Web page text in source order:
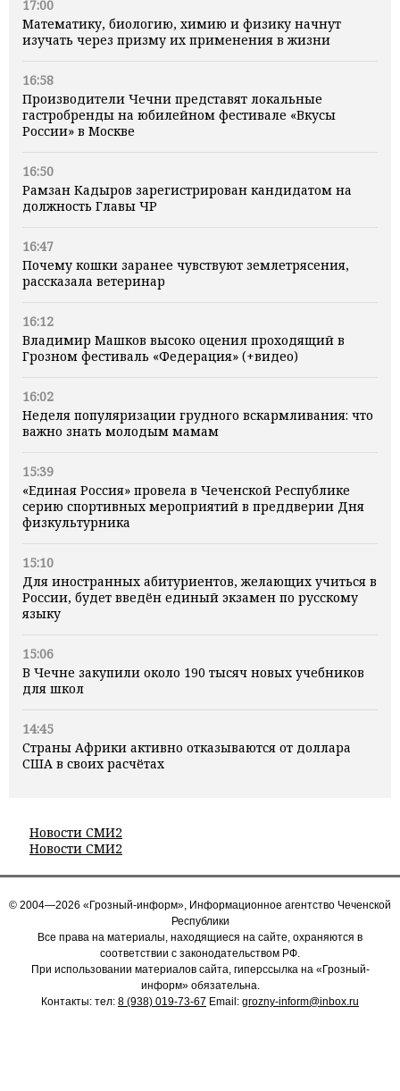
17:00
Математику, биологию, химию и физику начнут
изучать через призму их применения в жизни
16:58
Производители Чечни представят локальные
гастробренды на юбилейном фестивале «Вкусы
России» в Москве
16:50
Рамзан Кадыров зарегистрирован кандидатом на
должность Главы ЧР
16:47
Почему кошки заранее чувствуют землетрясения,
рассказала ветеринар
16:12
Владимир Машков высоко оценил проходящий в
Грозном фестиваль «Федерация» (+видео)
16:02
Неделя популяризации грудного вскармливания: что
важно знать молодым мамам
15:39
«Единая Россия» провела в Чеченской Республике
серию спортивных мероприятий в преддверии Дня
физкультурника
15:10
Для иностранных абитуриентов, желающих учиться в
России, будет введён единый экзамен по русскому
языку
15:06
В Чечне закупили около 190 тысяч новых учебников
для школ
14:45
Страны Африки активно отказываются от доллара
США в своих расчётах
Новости СМИ2
Новости СМИ2
© 2004—2026 «Грозный-информ», Информационное агентство Чеченской
Республики
Все права на материалы, находящиеся на сайте, охраняются в
соответствии с законодательством РФ.
При использовании материалов сайта, гиперссылка на «Грозный-
информ» обязательна.
Контакты: тел: 8 (938) 019-73-67 Email: grozny-inform@inbox.ru